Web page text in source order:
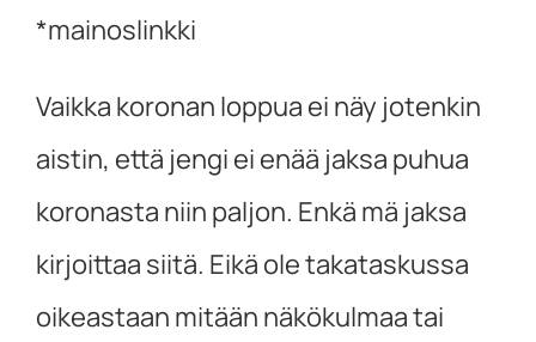
*mainoslinkki
Vaikka koronan loppua ei näy jotenkin
aistin, että jengi ei enää jaksa puhua
koronasta niin paljon. Enkä mä jaksa
kirjoittaa siitä. Eikä ole takataskussa
oikeastaan mitään näkökulmaa tai